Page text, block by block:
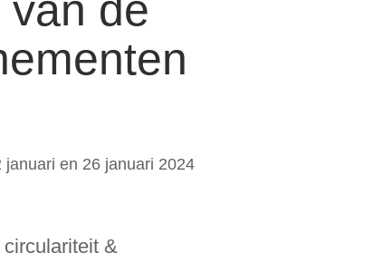
en 26 januari 2024
&